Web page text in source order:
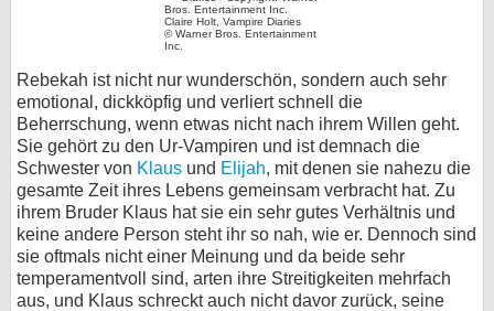
Claire Holt, Vampire Diaries
© Warner Bros. Entertainment
Inc.
Rebekah ist nicht nur wunderschön, sondern auch sehr
emotional, dickköpfig und verliert schnell die
Beherrschung, wenn etwas nicht nach ihrem Willen geht.
Sie gehört zu den Ur-Vampiren und ist demnach die
Schwester von Klaus und Elijah, mit denen sie nahezu die
gesamte Zeit ihres Lebens gemeinsam verbracht hat. Zu
ihrem Bruder Klaus hat sie ein sehr gutes Verhältnis und
keine andere Person steht ihr so nah, wie er. Dennoch sind
sie oftmals nicht einer Meinung und da beide sehr
temperamentvoll sind, arten ihre Streitigkeiten mehrfach
aus, und Klaus schreckt auch nicht davor zurück, seine
KULTUR
SERVICE
Gewinnspiele
Forum
bei X
bei Facebook